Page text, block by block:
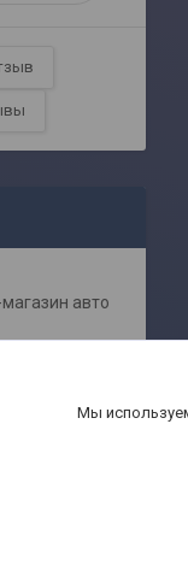
авто
магазина
Мы